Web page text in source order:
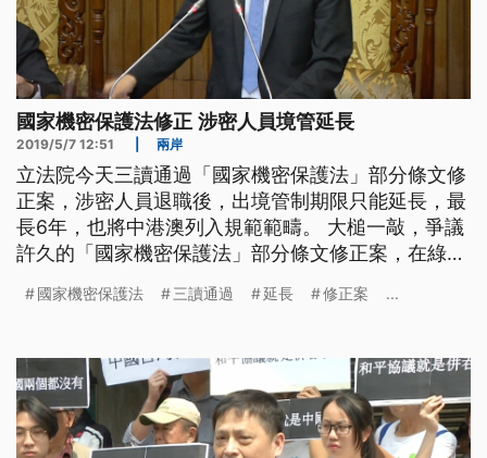
國家機密保護法修正 涉密人員境管延長
2019/5/7 12:51 兩岸
立法院今天三讀通過「國家機密保護法」部分條文修
正案，涉密人員退職後，出境管制期限只能延長，最
長6年，也將中港澳列入規範範疇。 大槌一敲，爭議
許久的「國家機密保護法」部分條文修正案，在綠營
出境管制期限，只能延長，管制最長6年；中港澳等
年；交付絕對機密者，加重其刑至2分之1，最高可判
到15年。 155
國家機密保護法 三讀通過 延長 修正案 ...